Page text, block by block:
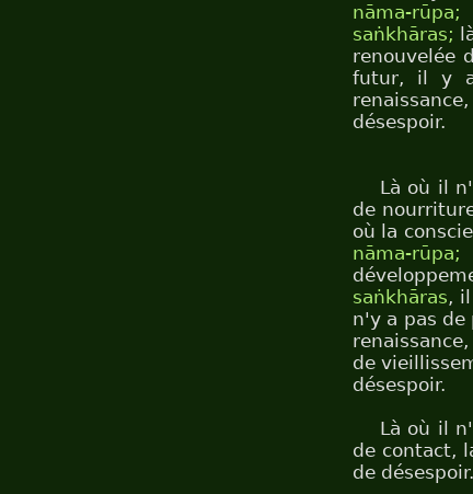
nāma-rūpa;
saṅkhāras;
renouvelée
futur, il y
désespoir.
Là où il
de
où la
nāma-rūpa;
saṅkhāras,
n'y a pas
de
désespoir.
Là où il
de contact,
de désespoir.